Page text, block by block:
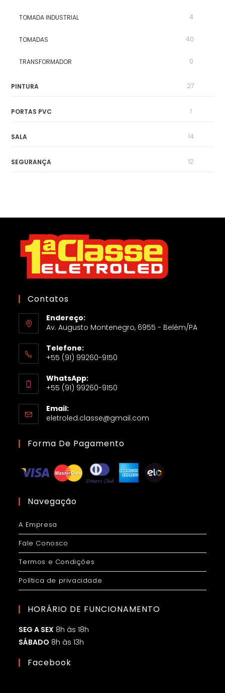
TOMADA INDUSTRIAL 4
TOMADAS 40
TRANSFORMADOR 0
PINTURA 27
PORTAS PVC 1
SALA 14
SEGURANÇA 12
Contatos
Endereço:
Av. Augusto Montenegro, 6955 - Belém/PA
Telefone:
+55 (91) 99260-9150
WhatsApp:
+55 (91) 99260-9150
Email:
eletroled.classe@gmail.com
Forma De Pagamento
Navegação
A Empresa
Fale Conosco
Termos e Condições
Política de privacidade
HORÁRIO DE FUNCIONAMENTO
SEG A SEX 8h às 18h
SÁBADO 8h às 13h
Facebook